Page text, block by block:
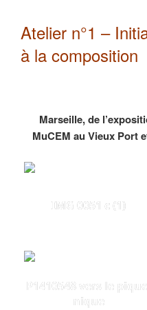
Atelier n°1 –
à la composition
Marseille, de
MuCEM au Vieux Port
IMG 0051 c (1)
P1410548 vers le
nique